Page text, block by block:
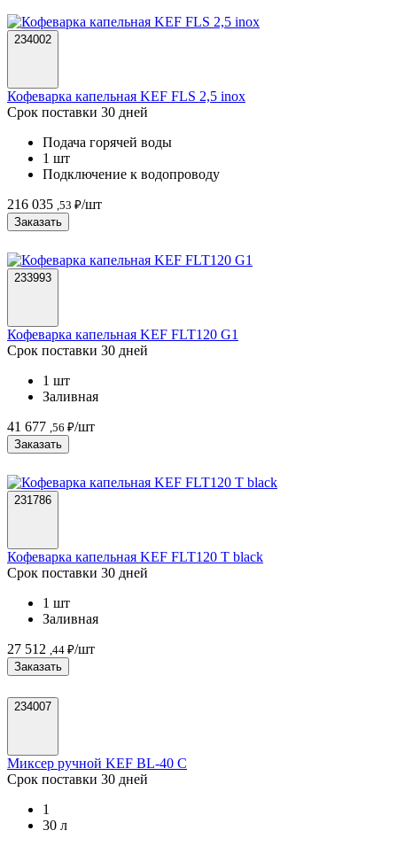
234002
Кофеварка капельная KEF FLS 2,5 inox
Срок поставки 30 дней
Подача горячей воды
1 шт
Подключение к водопроводу
216 035 ,53 ₽/шт
Заказать
233993
Кофеварка капельная KEF FLT120 G1
Срок поставки 30 дней
1 шт
Заливная
41 677 ,56 ₽/шт
Заказать
231786
Кофеварка капельная KEF FLT120 T black
Срок поставки 30 дней
1 шт
Заливная
27 512 ,44 ₽/шт
Заказать
234007
Миксер ручной KEF BL-40 C
Срок поставки 30 дней
1
30 л